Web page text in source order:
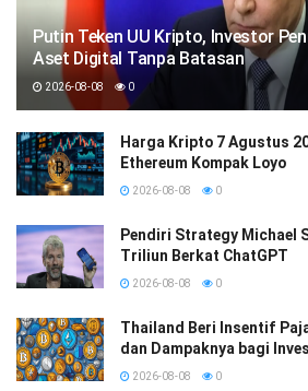
Putin Teken UU Kripto, Investor
Aset Digital Tanpa Batasan
2026-08-08 0
Harga Kripto 7 Agustus
Ethereum Kompak Loyo
2026-08-08 0
Pendiri Strategy Michael
Triliun Berkat ChatGPT
2026-08-08 0
Thailand Beri Insentif
dan Dampaknya bagi
2026-08-08 0